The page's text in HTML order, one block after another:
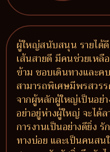
ผู้ใหญ่สนับสนุน รายได้ดี
เส้นสายดี มีคนช่วยเหลื
ข้าม ชอบเดินทางและค
สามารถพิเศษมีพรสวร
จากผู้หลักผู้ใหญ่เป็นอย่
อย่าอยู่ห่างผู้ใหญ่ จะได้
การงานเป็นอย่างดียิ่ง รั
ทางบ่อย และเป็นคนสน